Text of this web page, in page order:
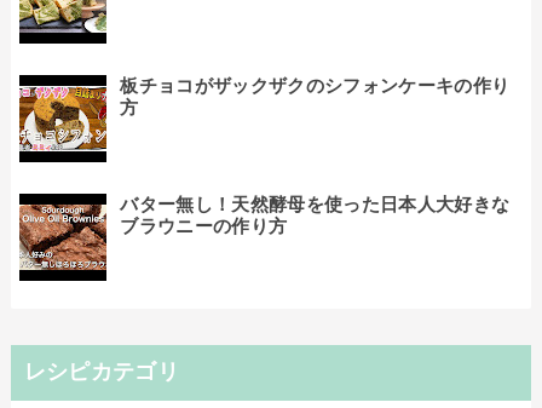
板チョコがザックザクのシフォンケーキの作り
方
バター無し！天然酵母を使った日本人大好きな
ブラウニーの作り方
レシピカテゴリ